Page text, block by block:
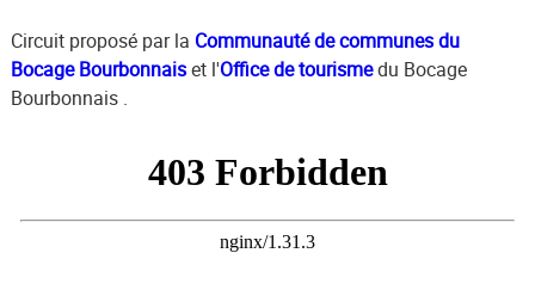
Circuit proposé par la Communauté de communes du
Bocage Bourbonnaiset l'Office de tourismedu Bocage
Bourbonnais .